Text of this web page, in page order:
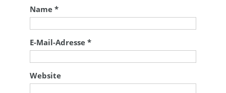
Name*
E-Mail-Adresse*
Website